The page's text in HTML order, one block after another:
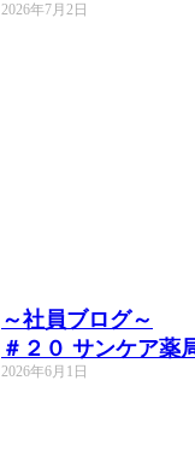
2026年7月2日
～社員ブログ～
＃２０ サンケア薬
2026年6月1日